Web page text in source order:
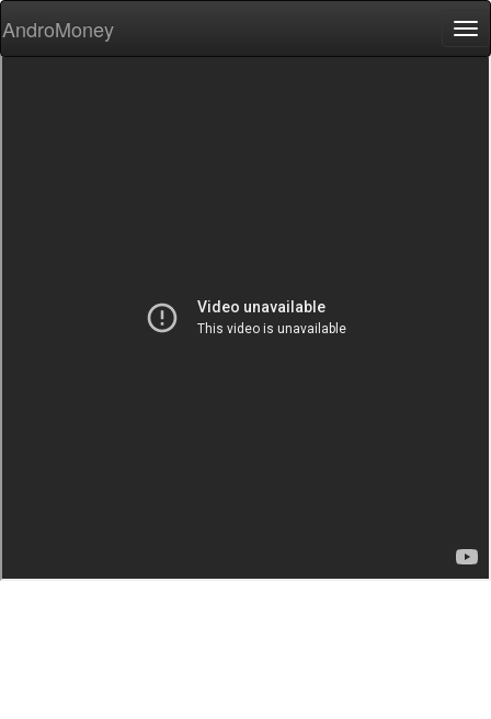
AndroMoney